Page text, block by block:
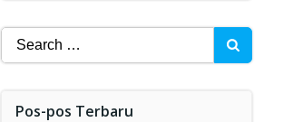
Search
for:
Pos-pos Terbaru